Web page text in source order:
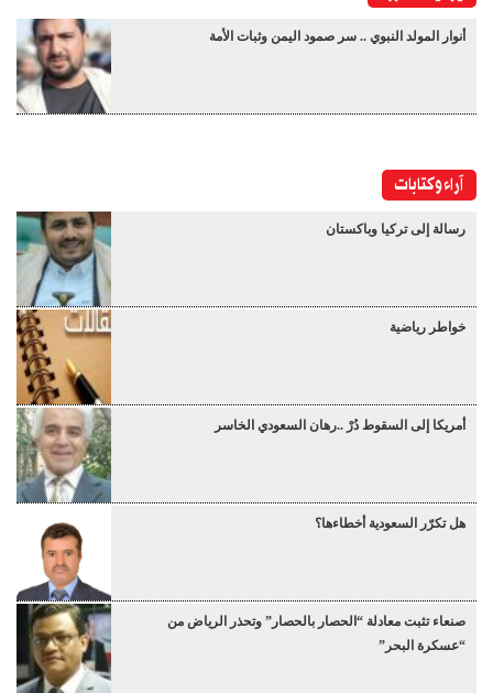
أنوار المولد النبوي .. سر صمود اليمن وثبات الأمة
آراء وكتابات
رسالة إلى تركيا وباكستان
خواطر رياضية
أمريكا إلى السقوط دُرْ ..رهان السعودي الخاسر
هل تكرّر السعودية أخطاءها؟
صنعاء تثبت معادلة “الحصار بالحصار” وتحذر الرياض من
“عسكرة البحر”